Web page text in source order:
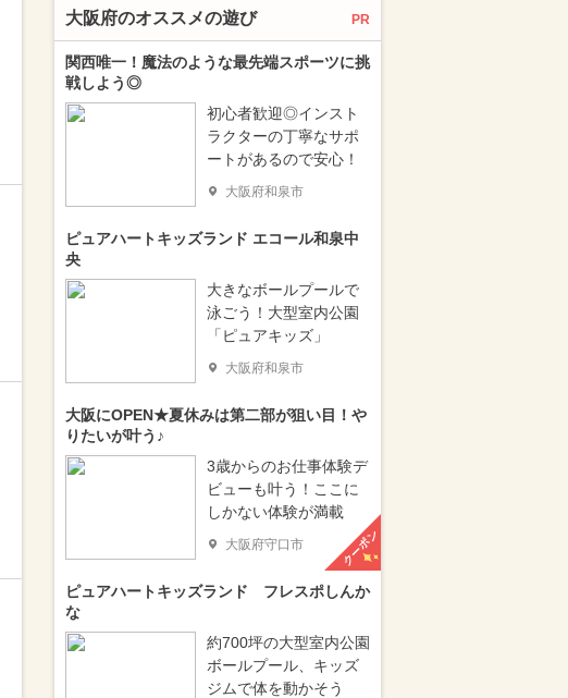
大阪府のオススメの遊び PR
関西唯一！魔法のような最先端スポーツに挑
戦しよう◎
初心者歓迎◎インスト
ラクターの丁寧なサポ
ートがあるので安心！
大阪府和泉市
ピュアハートキッズランド エコール和泉中
央
大きなボールプールで
泳ごう！大型室内公園
「ピュアキッズ」
大阪府和泉市
大阪にOPEN★夏休みは第二部が狙い目！や
りたいが叶う♪
3歳からのお仕事体験デ
ビューも叶う！ここに
しかない体験が満載
大阪府守口市 クーポン
ピュアハートキッズランド フレスポしんか
な
約700坪の大型室内公園
ボールプール、キッズ
ジムで体を動かそう